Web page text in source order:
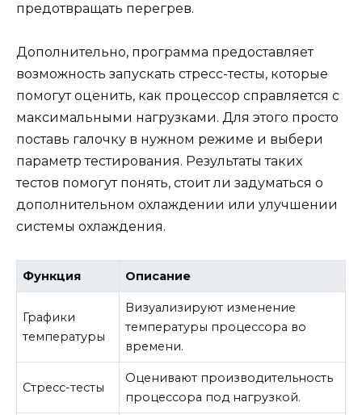
предотвращать перегрев.
Дополнительно, программа предоставляет
возможность запускать стресс-тесты, которые
помогут оценить, как процессор справляется с
максимальными нагрузками. Для этого просто
поставь галочку в нужном режиме и выбери
параметр тестирования. Результаты таких
тестов помогут понять, стоит ли задуматься о
дополнительном охлаждении или улучшении
системы охлаждения.
Функция Описание
Графики
температуры
Визуализируют изменение
температуры процессора во
времени.
Стресс-тесты
Оценивают производительность
процессора под нагрузкой.